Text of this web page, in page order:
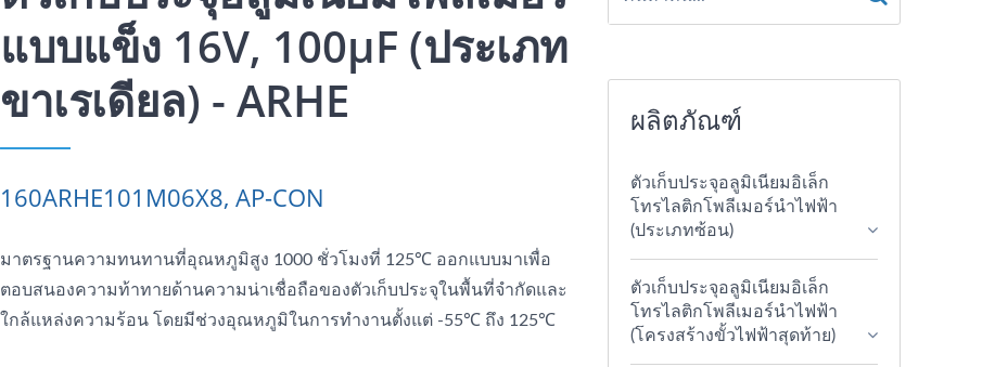
แบบแข็ง 16V, 100μF (ประเภท
ขาเรเดียล) - ARHE
160ARHE101M06X8, AP-CON
มาตรฐานความทนทานที่อุณหภูมิสูง 1000 ชั่วโมงที่ 125℃ ออกแบบมาเพื่อ
ตอบสนองความท้าทายด้านความน่าเชื่อถือของตัวเก็บประจุในพื้นที่จำกัดและ
ใกล้แหล่งความร้อน โดยมีช่วงอุณหภูมิในการทำงานตั้งแต่ -55℃ ถึง 125℃
ผลิตภัณฑ์
ตัวเก็บประจุอลูมิเนียมอิเล็ก
โทรไลติกโพลีเมอร์นำไฟฟ้า
(ประเภทซ้อน)
ตัวเก็บประจุอลูมิเนียมอิเล็ก
โทรไลติกโพลีเมอร์นำไฟฟ้า
(โครงสร้างขั้วไฟฟ้าสุดท้าย)